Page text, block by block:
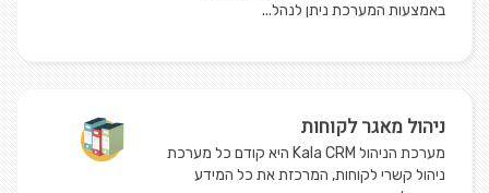
באמצעות המערכת ניתן לנהל...
ניהול מאגר לקוחות
מערכת הניהול Kala CRM היא קודם כל מערכת
ניהול קשרי לקוחות, המרכזת את כל המידע